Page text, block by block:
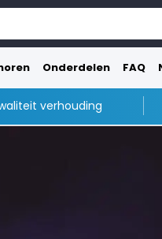
Onderdelen FAQ
verhouding